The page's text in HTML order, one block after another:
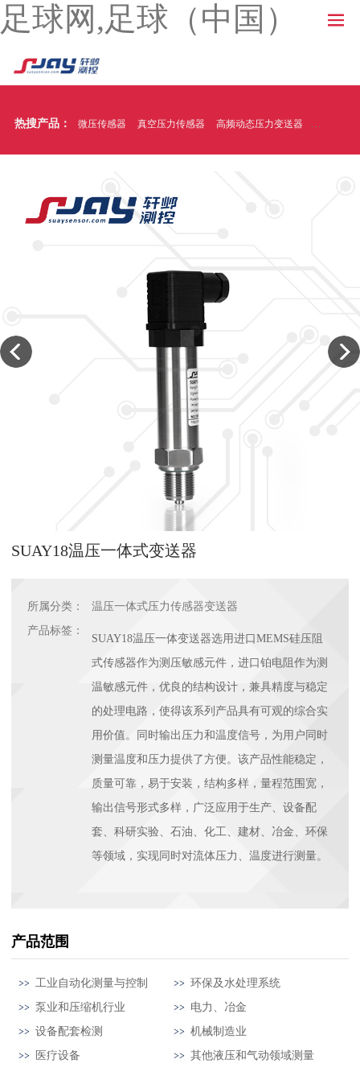
足球网,足球（中国）
热搜产品： 微压传感器 真空压力传感器 高频动态压力变送器 温压一体
SUAY18温压一体式变送器
所属分类：
温压一体式压力传感器变送器
产品标签：
SUAY18温压一体变送器选用进口MEMS硅压阻
式传感器作为测压敏感元件，进口铂电阻作为测
温敏感元件，优良的结构设计，兼具精度与稳定
的处理电路，使得该系列产品具有可观的综合实
用价值。同时输出压力和温度信号，为用户同时
测量温度和压力提供了方便。该产品性能稳定，
质量可靠，易于安装，结构多样，量程范围宽，
输出信号形式多样，广泛应用于生产、设备配
套、科研实验、石油、化工、建材、冶金、环保
等领域，实现同时对流体压力、温度进行测量。
产品范围
工业自动化测量与控制
环保及水处理系统
泵业和压缩机行业
电力、冶金
设备配套检测
机械制造业
医疗设备
其他液压和气动领域测量